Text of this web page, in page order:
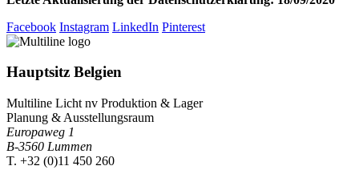
Facebook Instagram LinkedIn Pinterest
Hauptsitz Belgien
Multiline Licht nv Produktion & Lager
Planung & Ausstellungsraum
Europaweg 1
B-3560 Lummen
T. +32 (0)11 450 260